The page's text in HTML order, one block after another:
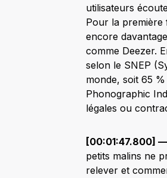
utilisateurs
Pour la première
encore
comme Deezer.
selon le SNEP
monde, soit 65
Phonographic
légales ou
[00:01:47.800]
petits malins ne
relever et